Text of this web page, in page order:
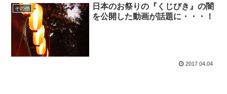
その他
日本のお祭りの『くじびき』の闇
を公開した動画が話題に・・・！
2017.04.04